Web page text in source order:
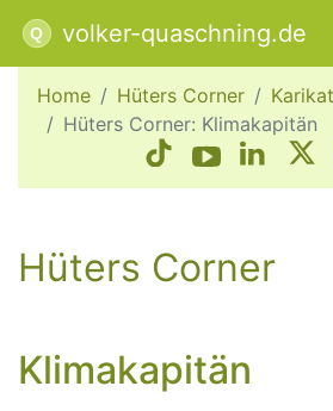
volker-quaschning.de
Home Hüters Corner
Hüters Corner: Klimakapitän
Hüters Corner
Klimakapitän